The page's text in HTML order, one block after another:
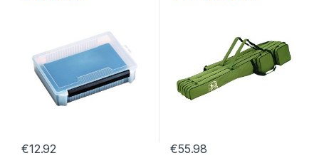
€12.92 €55.98